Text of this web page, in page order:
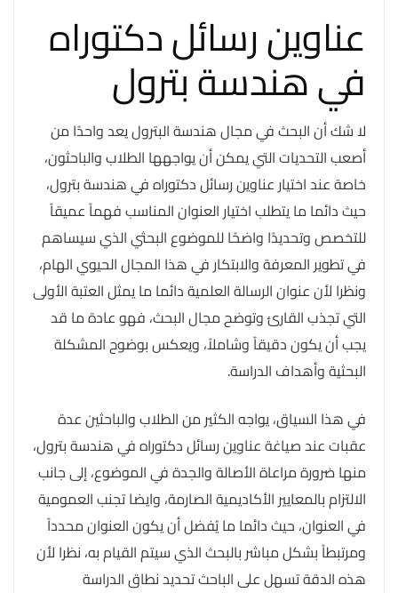
عناوين رسائل دكتوراه
في هندسة بترول
لا شك أن البحث في مجال هندسة البترول يعد واحدًا من
أصعب التحديات التي يمكن أن يواجهها الطلاب والباحثون،
خاصة عند اختيار عناوين رسائل دكتوراه في هندسة بترول،
حيث دائما ما يتطلب اختيار العنوان المناسب فهماً عميقاً
للتخصص وتحديدًا واضحًا للموضوع البحثي الذي سيساهم
في تطوير المعرفة والابتكار في هذا المجال الحيوي الهام،
ونظرا لأن عنوان الرسالة العلمية دائما ما يمثل العتبة الأولى
التي تجذب القارئ وتوضح مجال البحث، فهو عادة ما قد
يجب أن يكون دقيقاً وشاملاً، ويعكس بوضوح المشكلة
البحثية وأهداف الدراسة.
في هذا السياق، يواجه الكثير من الطلاب والباحثين عدة
عقبات عند صياغة عناوين رسائل دكتوراه في هندسة بترول،
منها ضرورة مراعاة الأصالة والجدة في الموضوع، إلى جانب
الالتزام بالمعايير الأكاديمية الصارمة، وايضا تجنب العمومية
في العنوان، حيث دائما ما يُفضل أن يكون العنوان محدداً
ومرتبطاً بشكل مباشر بالبحث الذي سيتم القيام به، نظرا لأن
هذه الدقة تسهل على الباحث تحديد نطاق الدراسة